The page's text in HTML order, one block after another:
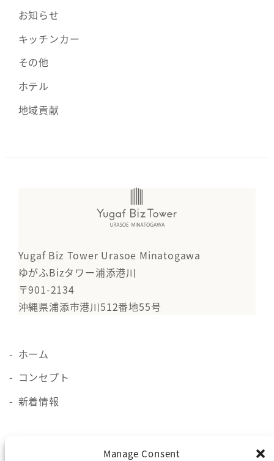
Manage Consent
お知らせ
キッチンカー
その他
ホテル
地域貢献
Yugaf Biz Tower Urasoe Minatogawa
ゆがふBizタワー浦添港川
〒901-2134
沖縄県浦添市港川512番地55号
ホーム
コンセプト
新着情報